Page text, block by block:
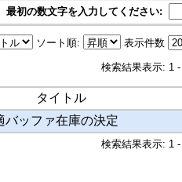
最初の数文字を入力してください:
ソート順: 表示件数
検索結果表示: 1
タイトル
バッファ在庫の決定
検索結果表示: 1